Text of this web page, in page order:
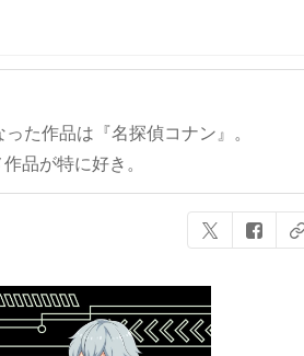
た作品は『名探偵コナン』。
品が特に好き。